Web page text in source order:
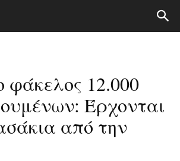
φάκελος 12.000
Έρχονται
από την